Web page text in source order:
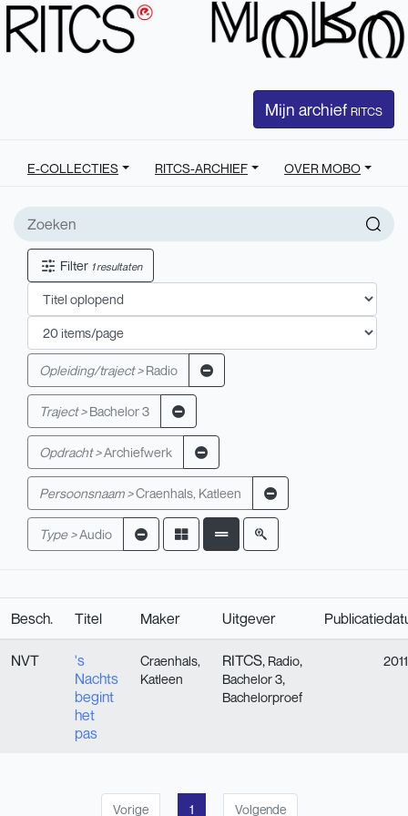
Mijn archief RITCS
E-COLLECTIES RITCS-ARCHIEF OVER MOBO
Filter 1 resultaten
Opleiding/traject > Radio
Traject > Bachelor 3
Opdracht >Archiefwerk
Persoonsnaam >Craenhals, Katleen
Type >Audio
Besch. Titel Maker Uitgever
NVT
's
Nachts
begint
het
pas
Craenhals,
Katleen
RITCS, Radio,
Bachelor 3,
Bachelorproef
Vorige 1 Volgende